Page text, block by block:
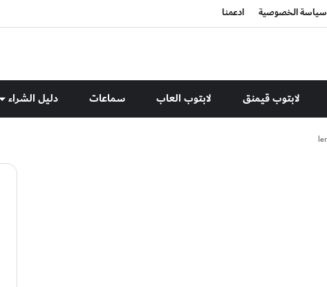
سياسة الخصوصية ادعمنا
لابتوب قيمنق لابتوب العاب سماعات دليل الشراء